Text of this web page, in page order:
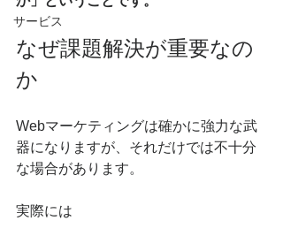
サービス
なぜ課題解決が重要なの
か
Webマーケティングは確かに強力な武
器になりますが、それだけでは不十分
な場合があります。
実際には